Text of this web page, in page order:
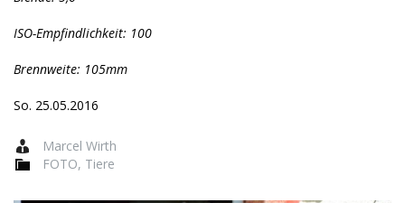
ISO-Empfindlichkeit: 100
Brennweite: 105mm
So. 25.05.2016
Marcel Wirth
FOTO, Tiere